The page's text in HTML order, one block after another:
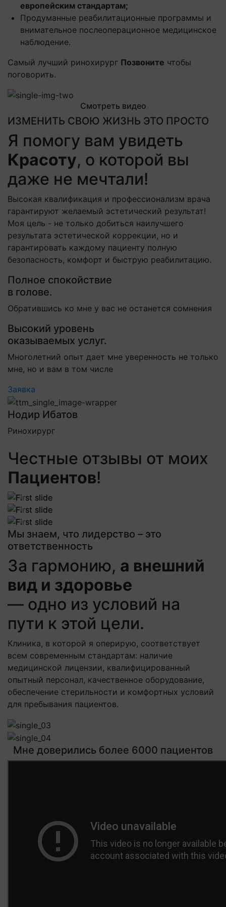
европейским стандартам;
Продуманные реабилитационные программы и
внимательное послеоперационное медицинское
наблюдение.
Самый лучший ринохирург Позвоните чтобы
поговорить.
Смотреть видео
ИЗМЕНИТЬ СВОЮ ЖИЗНЬ ЭТО ПРОСТО
Я помогу вам увидеть
Красоту, о которой вы
даже не мечтали!
Высокая квалификация и профессионализм врача
гарантируют желаемый эстетический результат!
Моя цель - не только добиться наилучшего
результата эстетической коррекции, но и
гарантировать каждому пациенту полную
безопасность, комфорт и быструю реабилитацию.
Полное спокойствие
в голове.
Обратившись ко мне у вас не останется сомнения
Высокий уровень
оказываемых услуг.
Многолетний опыт дает мне уверенность не только
мне, но и вам в том числе
Заявка
Нодир Ибатов
Ринохирург
Честные отзывы от моих
Пациентов!
Previous
Previous
Previous
Мы знаем, что лидерство – это
ответственность
За гармонию, а внешний
вид и здоровье
— одно из условий на
пути к этой цели.
Клиника, в которой я оперирую, соответствует
всем современным стандартам: наличие
медицинской лицензии, квалифицированный
опытный персонал, качественное оборудование,
обеспечение стерильности и комфортных условий
для пребывания пациентов.
Мне доверились более 6000 пациентов